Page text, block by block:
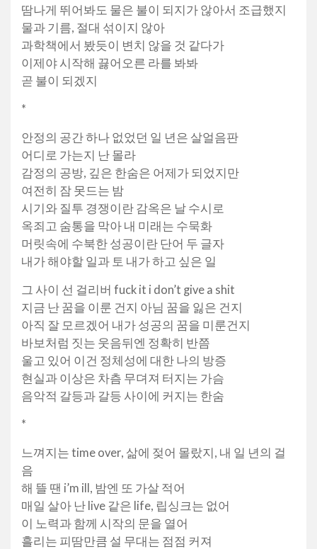
땀나게 뛰어봐도 물은 불이 되지가 않아서 조급했지
물과 기름, 절대 섞이지 않아
과학책에서 봤듯이 변치 않을 것 같다가
이제야 시작해 끓어오른 라를 봐봐
곧 불이 되겠지
*
안정의 공간 하나 없었던 일 년은 살얼음판
어디로 가는지 난 몰라
감정의 공방, 깊은 한숨은 어제가 되었지만
여전히 잠 못드는 밤
시기와 질투 경쟁이란 감옥은 날 수시로
옥죄고 숨통을 막아 내 미래는 수묵화
머릿속에 수북한 성공이란 단어 두 글자
내가 해야할 일과 토 내가 하고 싶은 일
그 사이 선 걸리버 fuck it i don’t give a shit
지금 난 꿈을 이룬 건지 아님 꿈을 잃은 건지
아직 잘 모르겠어 내가 성공의 꿈을 미룬건지
바보처럼 짓는 웃음뒤엔 정확히 반쯤
울고 있어 이건 정체성에 대한 나의 방증
현실과 이상은 차츰 무뎌져 터지는 가슴
음악적 갈등과 갈등 사이에 커지는 한숨
*
느껴지는 time over, 삶에 젖어 몰랐지, 내 일 년의 걸
음
해 뜰 땐 i’m ill, 밤엔 또 가살 적어
매일 살아 난 live 같은 life, 립싱크는 없어
이 노력과 함께 시작의 문을 열어
흘리는 피땀만큼 설 무대는 점점 커져